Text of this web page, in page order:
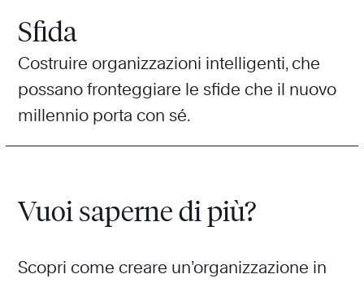
Sfida
Costruire organizzazioni intelligenti, che
possano fronteggiare le sfide che il nuovo
millennio porta con sé.
Vuoi saperne di più?
Scopri come creare un’organizzazione in